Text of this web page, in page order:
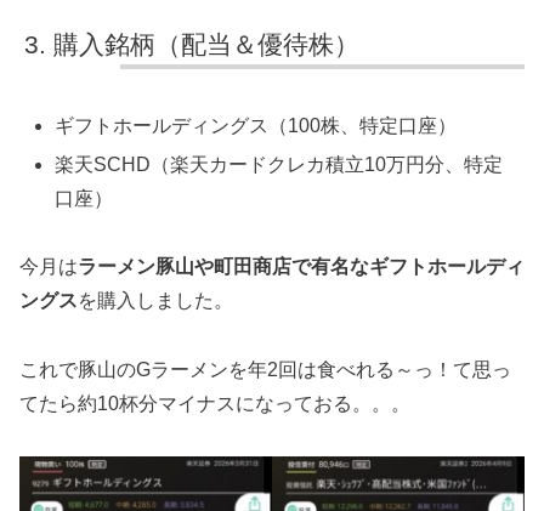
購入銘柄（配当＆優待株）
ギフトホールディングス（100株、特定口座）
楽天SCHD（楽天カードクレカ積立10万円分、特定
口座）
今月はラーメン豚山や町田商店で有名なギフトホールディ
ングスを購入しました。
これで豚山のGラーメンを年2回は食べれる～っ！て思っ
てたら約10杯分マイナスになっておる。。。